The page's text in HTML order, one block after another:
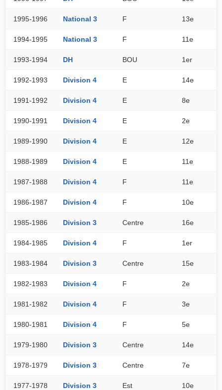
1995-1996 National 3 F 13e
1994-1995 National 3 F 11e
1993-1994 DH BOU 1er
1992-1993 Division 4 E 14e
1991-1992 Division 4 E 8e
1990-1991 Division 4 E 2e
1989-1990 Division 4 E 12e
1988-1989 Division 4 E 11e
1987-1988 Division 4 F 11e
1986-1987 Division 4 F 10e
1985-1986 Division 3 Centre 16e
1984-1985 Division 4 F 1er
1983-1984 Division 3 Centre 15e
1982-1983 Division 4 F 2e
1981-1982 Division 4 F 3e
1980-1981 Division 4 F 5e
1979-1980 Division 3 Centre 14e
1978-1979 Division 3 Centre 7e
1977-1978 Division 3 Est 10e